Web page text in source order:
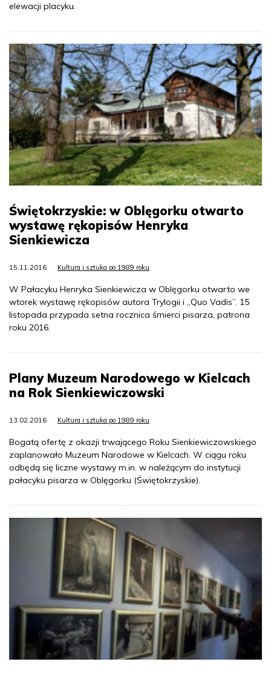
elewacji placyku.
Świętokrzyskie: w Oblęgorku otwarto
wystawę rękopisów Henryka
Sienkiewicza
15.11.2016 Kultura i sztuka po 1989 roku
W Pałacyku Henryka Sienkiewicza w Oblęgorku otwarto we
wtorek wystawę rękopisów autora Trylogii i „Quo Vadis”. 15
listopada przypada setna rocznica śmierci pisarza, patrona
roku 2016.
Plany Muzeum Narodowego w Kielcach
na Rok Sienkiewiczowski
13.02.2016 Kultura i sztuka po 1989 roku
Bogatą ofertę z okazji trwającego Roku Sienkiewiczowskiego
zaplanowało Muzeum Narodowe w Kielcach. W ciągu roku
odbędą się liczne wystawy m.in. w należącym do instytucji
pałacyku pisarza w Oblęgorku (Świętokrzyskie).